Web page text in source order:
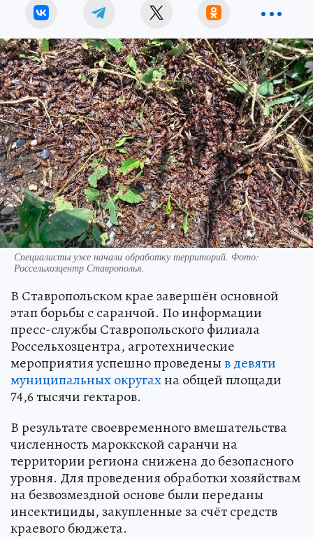
Специалисты уже начали обработку территорий. Фото:
Россельхозцентр Ставрополья.
В Ставропольском крае завершён основной
этап борьбы с саранчой. По информации
пресс-службы Ставропольского филиала
Россельхозцентра, агротехнические
мероприятия успешно проведеныв девяти
муниципальных округахна общей площади
74,6 тысячи гектаров.
В результате своевременного вмешательства
численность мароккской саранчи на
территории региона снижена до безопасного
уровня. Для проведения обработки хозяйствам
на безвозмездной основе были переданы
инсектициды, закупленные за счёт средств
краевого бюджета.